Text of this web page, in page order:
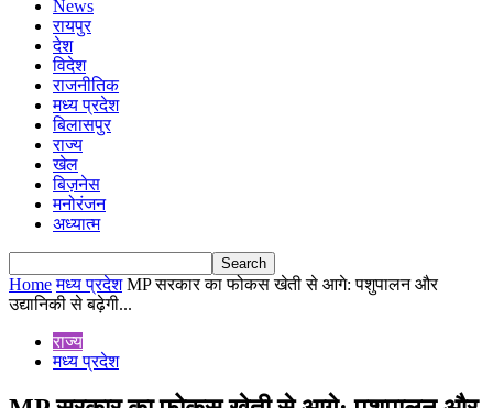
News
रायपुर
देश
विदेश
राजनीतिक
मध्य प्रदेश
बिलासपुर
राज्य
खेल
बिज़नेस
मनोरंजन
अध्यात्म
Home मध्य प्रदेश MP सरकार का फोकस खेती से आगे: पशुपालन और
उद्यानिकी से बढ़ेगी...
राज्य
मध्य प्रदेश